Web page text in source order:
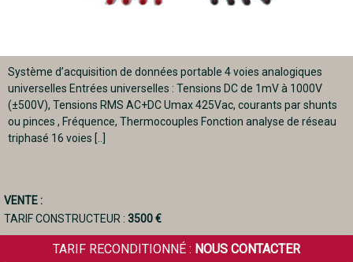
Système d’acquisition de données portable 4 voies analogiques
universelles Entrées universelles : Tensions DC de 1mV à 1000V
(±500V), Tensions RMS AC+DC Umax 425Vac, courants par shunts
ou pinces , Fréquence, Thermocouples Fonction analyse de réseau
triphasé 16 voies [..]
VENTE :
TARIF CONSTRUCTEUR : 3500 €
TARIF RECONDITIONNÉ : NOUS CONTACTER